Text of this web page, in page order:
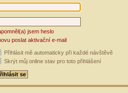
jsem heslo
poslat aktivační e-mail
Přihlásit mě automaticky při každé návštěvě
Skrýt můj online stav pro toto přihlášení